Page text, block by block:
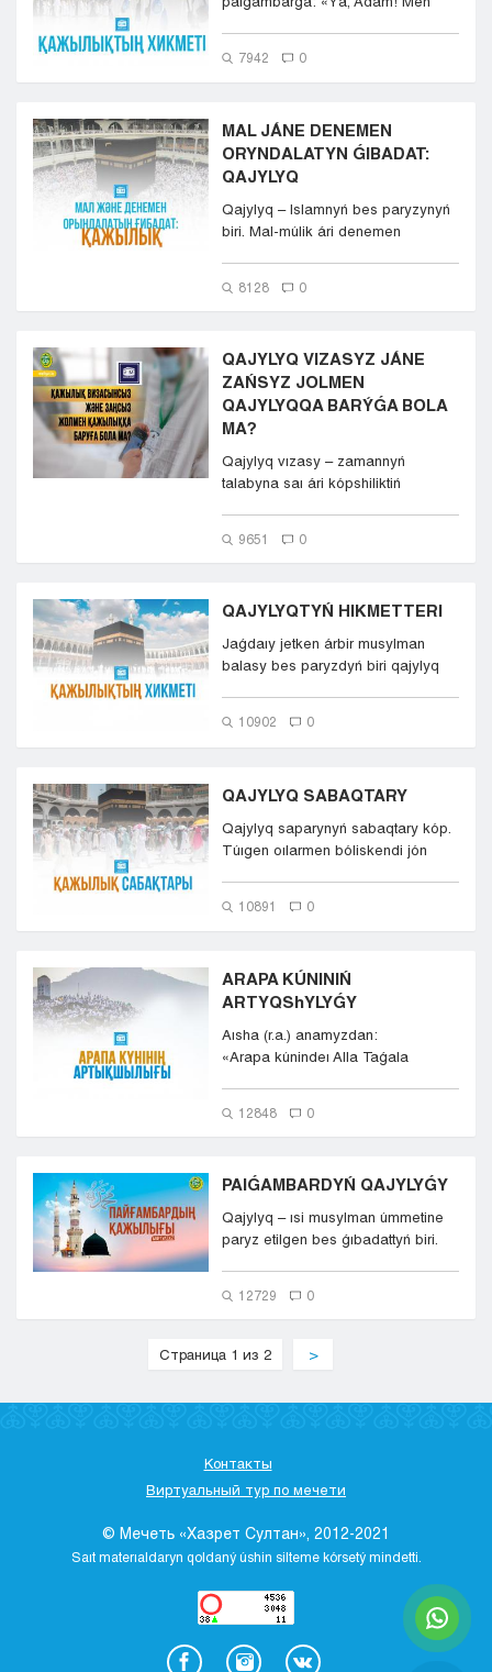
7942 0
MAL JÁNE DENEMEN
ORYNDALATYN ǴIBADAT:
QAJYLYQ
Qajylyq – Islamnyń bes paryzynyń
biri. Mal-múlik ári denemen
8128 0
QAJYLYQ VIZASYZ JÁNE
ZAŃSYZ JOLMEN
QAJYLYQQA BARÝǴA BOLA
MA?
Qajylyq vızasy – zamannyń
talabyna saı ári kópshiliktiń
9651 0
QAJYLYQTYŃ HIKMETTERI
Jaǵdaıy jetken árbir musylman
balasy bes paryzdyń biri qajylyq
10902 0
QAJYLYQ SABAQTARY
Qajylyq saparynyń sabaqtary kóp.
Túıgen oılarmen bóliskendi jón
10891 0
ARAPA KÚNINIŃ
ARTYQShYLYǴY
Aısha (r.a.) anamyzdan:
«Arapa kúnindeı Alla Taǵala
12848 0
PAIǴAMBARDYŃ QAJYLYǴY
Qajylyq – ısi musylman úmmetine
paryz etilgen bes ǵıbadattyń biri.
12729 0
Страница 1 из 2 >
Контакты
Виртуальный тур по мечети
© Мечеть «Хазрет Султан», 2012-2021
Saıt materıaldaryn qoldaný úshіn sіlteme kórsetý mіndettі.